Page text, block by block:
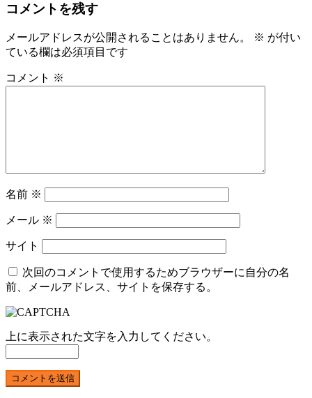
コメントを残す
メールアドレスが公開されることはありません。 ※ が付い
ている欄は必須項目です
コメント ※
名前 ※
メール ※
サイト
次回のコメントで使用するためブラウザーに自分の名
前、メールアドレス、サイトを保存する。
上に表示された文字を入力してください。